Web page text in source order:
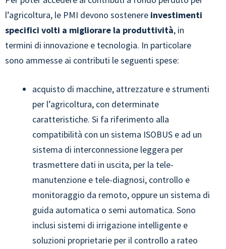
l’agricoltura, le PMI devono sostenere investimenti
specifici volti a migliorare la produttività, in
termini di innovazione e tecnologia. In particolare
sono ammesse ai contributi le seguenti spese:
acquisto di macchine, attrezzature e strumenti
per l’agricoltura, con determinate
caratteristiche. Si fa riferimento alla
compatibilità con un sistema ISOBUS e ad un
sistema di interconnessione leggera per
trasmettere dati in uscita, per la tele-
manutenzione e tele-diagnosi, controllo e
monitoraggio da remoto, oppure un sistema di
guida automatica o semi automatica. Sono
inclusi sistemi di irrigazione intelligente e
soluzioni proprietarie per il controllo a rateo